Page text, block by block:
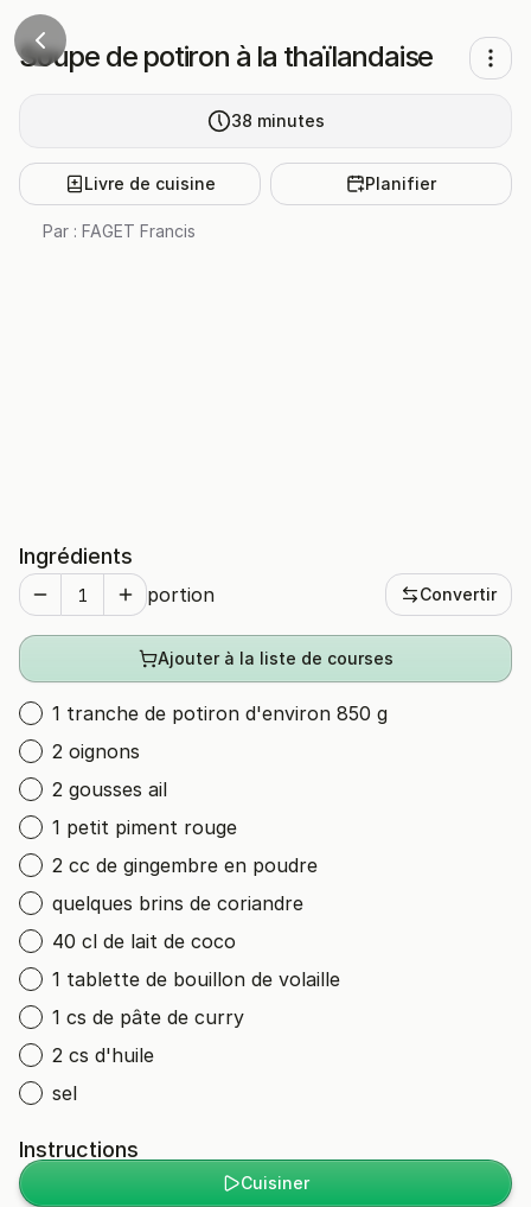
Soupe de potiron à la thaïlandaise
38 minutes
Livre de cuisine Planifier
Par : FAGET Francis
Ingrédients
portion Convertir
Ajouter à la liste de courses
1 tranche de potiron d'environ 850 g
2 oignons
2 gousses ail
1 petit piment rouge
2 cc de gingembre en poudre
quelques brins de coriandre
40 cl de lait de coco
1 tablette de bouillon de volaille
1 cs de pâte de curry
2 cs d'huile
sel
Instructions
Cuisiner